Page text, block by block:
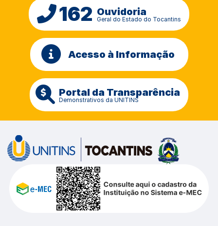
162 Ouvidoria
Geral do Estado do Tocantins
Acesso à Informação
Portal da Transparência
Demonstrativos da UNITINS